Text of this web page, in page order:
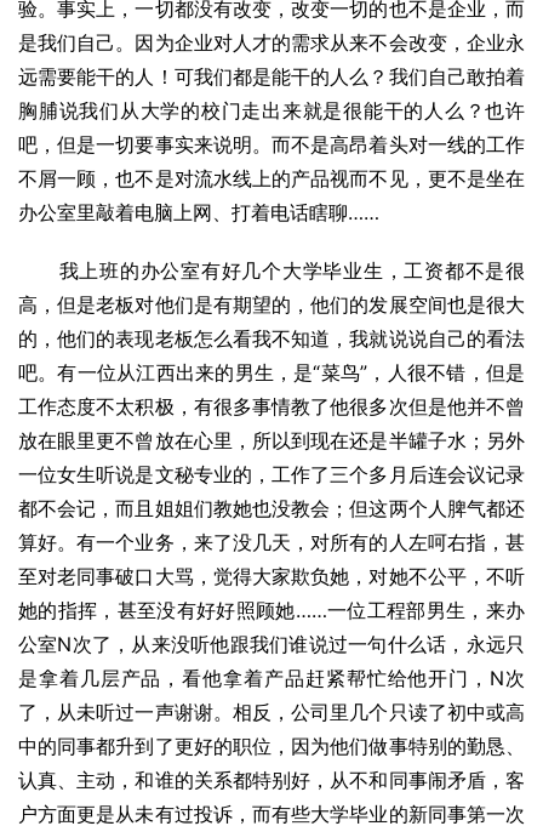
验。事实上，一切都没有改变，改变一切的也不是企业，而
是我们自己。因为企业对人才的需求从来不会改变，企业永
远需要能干的人！可我们都是能干的人么？我们自己敢拍着
胸脯说我们从大学的校门走出来就是很能干的人么？也许
吧，但是一切要事实来说明。而不是高昂着头对一线的工作
不屑一顾，也不是对流水线上的产品视而不见，更不是坐在
办公室里敲着电脑上网、打着电话瞎聊……
我上班的办公室有好几个大学毕业生，工资都不是很
高，但是老板对他们是有期望的，他们的发展空间也是很大
的，他们的表现老板怎么看我不知道，我就说说自己的看法
吧。有一位从江西出来的男生，是“菜鸟”，人很不错，但是
工作态度不太积极，有很多事情教了他很多次但是他并不曾
放在眼里更不曾放在心里，所以到现在还是半罐子水；另外
一位女生听说是文秘专业的，工作了三个多月后连会议记录
都不会记，而且姐姐们教她也没教会；但这两个人脾气都还
算好。有一个业务，来了没几天，对所有的人左呵右指，甚
至对老同事破口大骂，觉得大家欺负她，对她不公平，不听
她的指挥，甚至没有好好照顾她……一位工程部男生，来办
公室N次了，从来没听他跟我们谁说过一句什么话，永远只
是拿着几层产品，看他拿着产品赶紧帮忙给他开门，N次
了，从未听过一声谢谢。相反，公司里几个只读了初中或高
中的同事都升到了更好的职位，因为他们做事特别的勤恳、
认真、主动，和谁的关系都特别好，从不和同事闹矛盾，客
户方面更是从未有过投诉，而有些大学毕业的新同事第一次